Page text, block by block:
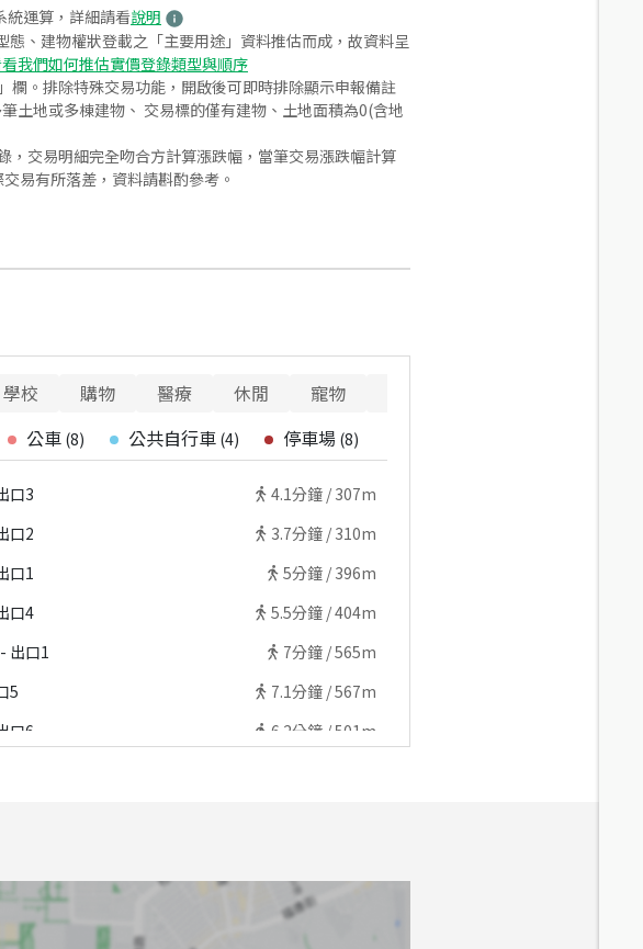
統運算，詳細請看說明
、建物權狀登載之「主要用途」資料推估而成，故資料呈
我們如何推估實價登錄類型與順序
。排除特殊交易功能，開啟後可即時排除顯示申報備註
土地或多棟建物、 交易標的僅有建物、土地面積為0(含地
交易明細完全吻合方計算漲跌幅，當筆交易漲跌幅計算
易有所落差，資料請斟酌參考。
學校 購物 醫療 休閒 寵物
公車 (8) 公共自行車 (4) 停車場 (8)
口3 4.1分鐘 / 307m
口2 3.7分鐘 / 310m
口1 5分鐘 / 396m
口4 5.5分鐘 /404m
出口1 7分鐘 /565m
5 7.1分鐘 /567m
口6 6.2分鐘 / 501m